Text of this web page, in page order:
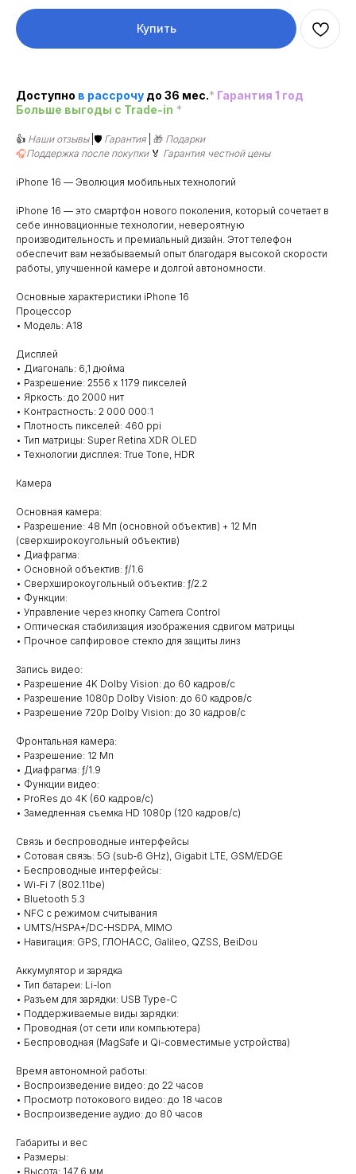
Купить
Доступно в рассрочу до 36 мес.* Гарантия 1 год
Больше выгоды c Trade-in *
👍 Наши отзывы |🛡️ Гарантия 🎁 Подарки
🎧Поддержка после покупки 🏅 Гарантия честной цены
iPhone 16 — Эволюция мобильных технологий
iPhone 16 — это смартфон нового поколения, который сочетает в
себе инновационные технологии, невероятную
производительность и премиальный дизайн. Этот телефон
обеспечит вам незабываемый опыт благодаря высокой скорости
работы, улучшенной камере и долгой автономности.
Основные характеристики iPhone 16
Процессор
• Модель: A18
Дисплей
• Диагональ: 6,1 дюйма
• Разрешение: 2556 x 1179 пикселей
• Яркость: до 2000 нит
• Контрастность: 2 000 000:1
• Плотность пикселей: 460 ppi
• Тип матрицы: Super Retina XDR OLED
• Технологии дисплея: True Tone, HDR
Камера
Основная камера:
• Разрешение: 48 Мп (основной объектив) + 12 Мп
(сверхширокоугольный объектив)
• Диафрагма:
• Основной объектив: ƒ/1.6
• Сверхширокоугольный объектив: ƒ/2.2
• Функции:
• Управление через кнопку Camera Control
• Оптическая стабилизация изображения сдвигом матрицы
• Прочное сапфировое стекло для защиты линз
Запись видео:
• Разрешение 4K Dolby Vision: до 60 кадров/с
• Разрешение 1080p Dolby Vision: до 60 кадров/с
• Разрешение 720p Dolby Vision: до 30 кадров/с
Фронтальная камера:
• Разрешение: 12 Мп
• Диафрагма: ƒ/1.9
• Функции видео:
• ProRes до 4K (60 кадров/с)
• Замедленная съемка HD 1080p (120 кадров/с)
Связь и беспроводные интерфейсы
• Сотовая связь: 5G (sub‑6 GHz), Gigabit LTE, GSM/EDGE
• Беспроводные интерфейсы:
• Wi-Fi 7 (802.11be)
• Bluetooth 5.3
• NFC с режимом считывания
• UMTS/HSPA+/DC-HSDPA, MIMO
• Навигация: GPS, ГЛОНАСС, Galileo, QZSS, BeiDou
Аккумулятор и зарядка
• Тип батареи: Li-Ion
• Разъем для зарядки: USB Type-C
• Поддерживаемые виды зарядки:
• Проводная (от сети или компьютера)
• Беспроводная (MagSafe и Qi-совместимые устройства)
Время автономной работы:
• Воспроизведение видео: до 22 часов
• Просмотр потокового видео: до 18 часов
• Воспроизведение аудио: до 80 часов
Габариты и вес
• Размеры:
• Высота: 147,6 мм